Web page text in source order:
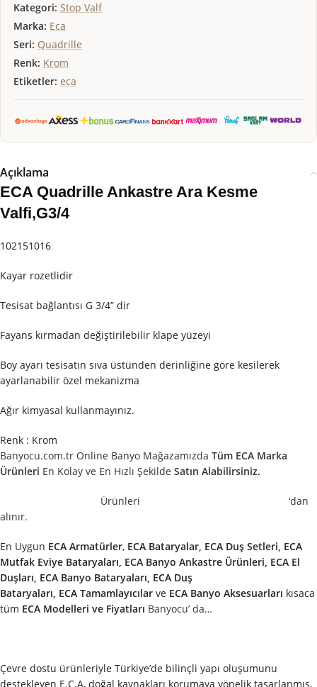
Kategori: Stop Valf
Marka: Eca
Seri: Quadrille
Renk: Krom
Etiketler: eca
Açıklama
ECA Quadrille Ankastre Ara Kesme
Valfi,G3/4
102151016
Kayar rozetlidir
Tesisat bağlantısı G 3/4” dir
Fayans kırmadan değiştirilebilir klape yüzeyi
Boy ayarı tesisatın sıva üstünden derinliğine göre kesilerek
ayarlanabilir özel mekanizma
Ağır kimyasal kullanmayınız.
Renk : Krom
Banyocu.com.tr Online Banyo Mağazamızda Tüm ECA Marka
Ürünleri En Kolay ve En Hızlı Şekilde Satın Alabilirsiniz.
Ürünleri
‘dan
alınır.
En Uygun ECA Armatürler, ECA Bataryalar, ECA Duş Setleri, ECA
Mutfak Eviye Bataryaları, ECA Banyo Ankastre Ürünleri, ECA El
Duşları, ECA Banyo Bataryaları, ECA Duş
Bataryaları, ECA Tamamlayıcılar ve ECA Banyo Aksesuarları kısaca
tüm ECA Modelleri ve Fiyatları Banyocu’ da…
Çevre dostu ürünleriyle Türkiye’de bilinçli yapı oluşumunu
destekleyen E.C.A, doğal kaynakları korumaya yönelik tasarlanmış,